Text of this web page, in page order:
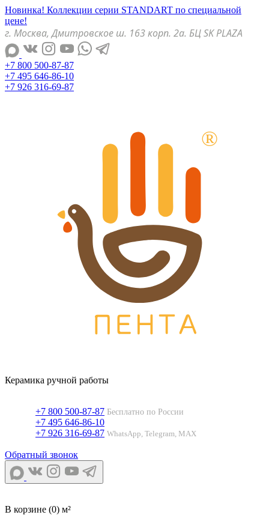
Новинка! Коллекции серии STANDART по специальной
цене!
г. Москва, Дмитровское ш. 163 корп. 2а. БЦ SK PLAZA
+7 800 500-87-87
+7 495 646-86-10
+7 926 316-69-87
Керамика ручной работы
+7 800 500-87-87 Бесплатно по России
+7 495 646-86-10
+7 926 316-69-87 WhatsApp, Telegram, MAX
Обратный звонок
В корзине (0) м²